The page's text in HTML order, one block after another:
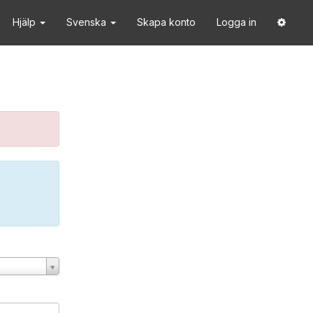
Hjälp Svenska Skapa konto Logga in